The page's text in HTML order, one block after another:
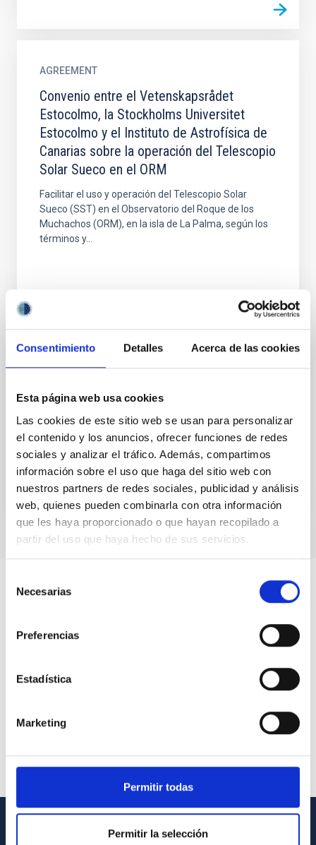
Consentimiento Detalles Acerca de las cookies
Esta página web usa cookies
Las cookies de este sitio web se usan para personalizar
el contenido y los anuncios, ofrecer funciones de redes
sociales y analizar el tráfico. Además, compartimos
información sobre el uso que haga del sitio web con
nuestros partners de redes sociales, publicidad y análisis
web, quienes pueden combinarla con otra información
que les haya proporcionado o que hayan recopilado a
partir del uso que haya hecho de sus servicios.
Necesarias
Preferencias
Estadística
Marketing
Permitir todas
Permitir la selección
AGREEMENT
Convenio entre el Vetenskapsrådet
Estocolmo, la Stockholms Universitet
Estocolmo y el Instituto de Astrofísica de
Canarias sobre la operación del Telescopio
Solar Sueco en el ORM
Facilitar el uso y operación del Telescopio Solar
Sueco (SST) en el Observatorio del Roque de los
Muchachos (ORM), en la isla de La Palma, según los
términos y...
concerning the design, construction,
operation of the MAAT instrument on the
Gran Telescopio Canarias (GTC)
GENERAL INFORMATION